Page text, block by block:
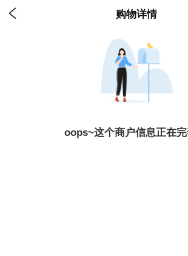
 购物详情
oops~这个商户信息正在